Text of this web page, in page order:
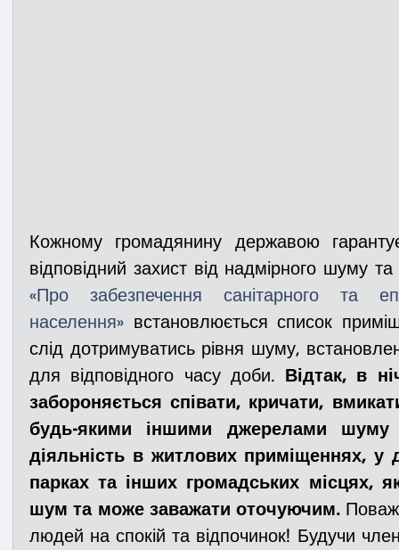
Кожному громадянину державою
відповідний захист від надмірного шуму та
«Про забезпечення санітарного та
населення» встановлюється список
слід дотримуватись рівня шуму,
для відповідного часу доби. Відтак, в
забороняється співати, кричати,
будь-якими іншими джерелами шуму
діяльність в житлових приміщеннях, у
парках та інших громадських місцях,
шум та може заважати оточуючим.
людей на спокій та відпочинок! Будучи